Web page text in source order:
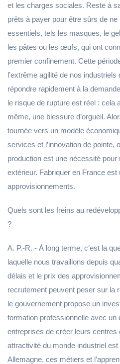
et les charges sociales. Reste à
prêts à payer pour être sûrs de
essentiels, tels les masques, le
les pâtes ou les œufs, qui ont
premier confinement. Cette
l’extrême agilité de nos
répondre rapidement à la
le risque de rupture est réel : cela
même, une blessure d’orgueil.
tournée vers un modèle
services et l’innovation de pointe,
production est une nécessité
extérieur. Fabriquer en France
approvisionnements.
Quels sont les freins au
?
A. P.-R. - À long terme, c’est la
laquelle nous travaillons depuis
délais et le prix des
recrutement peuvent peser sur la
le gouvernement propose un
formation professionnelle avec un
entreprises de créer leurs centres
attractivité du monde industriel est
Allemagne, ces métiers et